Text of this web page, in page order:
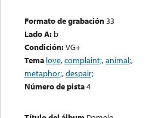
Formato de grabación33
Lado A: b
Condición:VG+
Tema love,complaint;,animal;,
metaphor;,despair;
Número de pista4